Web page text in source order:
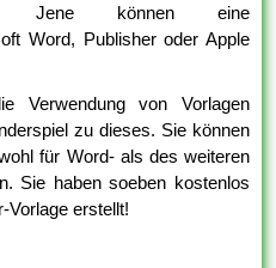
Jene können eine
Word, Publisher oder Apple
Verwendung von Vorlagen
zu dieses. Sie können
für Word- als des weiteren
Sie haben soeben kostenlos
Vorlage erstellt!